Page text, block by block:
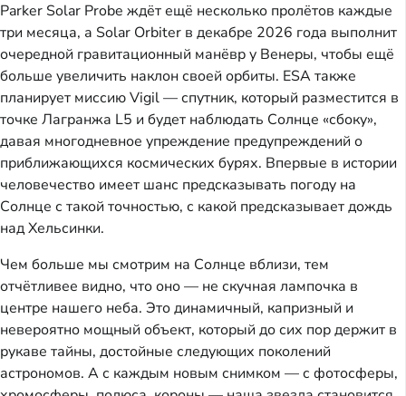
Parker Solar Probe ждёт ещё несколько пролётов каждые
три месяца, а Solar Orbiter в декабре 2026 года выполнит
очередной гравитационный манёвр у Венеры, чтобы ещё
больше увеличить наклон своей орбиты. ESA также
планирует миссию Vigil — спутник, который разместится в
точке Лагранжа L5 и будет наблюдать Солнце «сбоку»,
давая многодневное упреждение предупреждений о
приближающихся космических бурях. Впервые в истории
человечество имеет шанс предсказывать погоду на
Солнце с такой точностью, с какой предсказывает дождь
над Хельсинки.
Чем больше мы смотрим на Солнце вблизи, тем
отчётливее видно, что оно — не скучная лампочка в
центре нашего неба. Это динамичный, капризный и
невероятно мощный объект, который до сих пор держит в
рукаве тайны, достойные следующих поколений
астрономов. А с каждым новым снимком — с фотосферы,